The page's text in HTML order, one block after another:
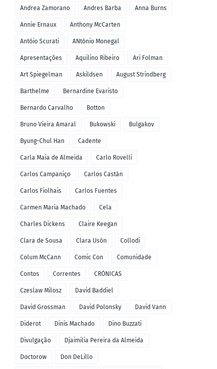
Andrea Zamorano Andres Barba Anna Burns
Annie Ernaux Anthony McCarten
Antóio Scurati ANtónio Monegal
Apresentações Aquilino Ribeiro Ari Folman
Art Spiegelman Askildsen August Strindberg
Barthelme Bernardine Evaristo
Bernardo Carvalho Botton
Bruno Vieira Amaral Bukowski Bulgakov
Byung-Chul Han Cadente
Carla Maia de Almeida Carlo Rovelli
Carlos Campaniço Carlos Castán
Carlos Fiolhais Carlos Fuentes
Carmen Maria Machado Cela
Charles Dickens Claire Keegan
Clara de Sousa Clara Usón Collodi
Colum McCann Comic Con Comunidade
Contos Correntes CRÓNICAS
Czeslaw Milosz David Baddiel
David Grossman David Polonsky David Vann
Diderot Dinis Machado Dino Buzzati
Divulgação Djaimilia Pereira da Almeida
Doctorow Don DeLillo